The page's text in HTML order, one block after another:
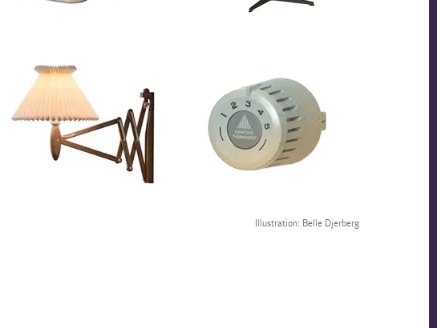
Illustration: Belle Djerberg